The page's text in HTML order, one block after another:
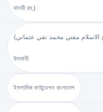
থানভী রহ.)
(شيخ الاسلام مفتي محمد تقي عثماني) শাইখুল ইসলাম মুফতী মুহাম্মদ তাকী
উসমানী
ইসলামিক ফাউন্ডেশন বাংলাদেশ